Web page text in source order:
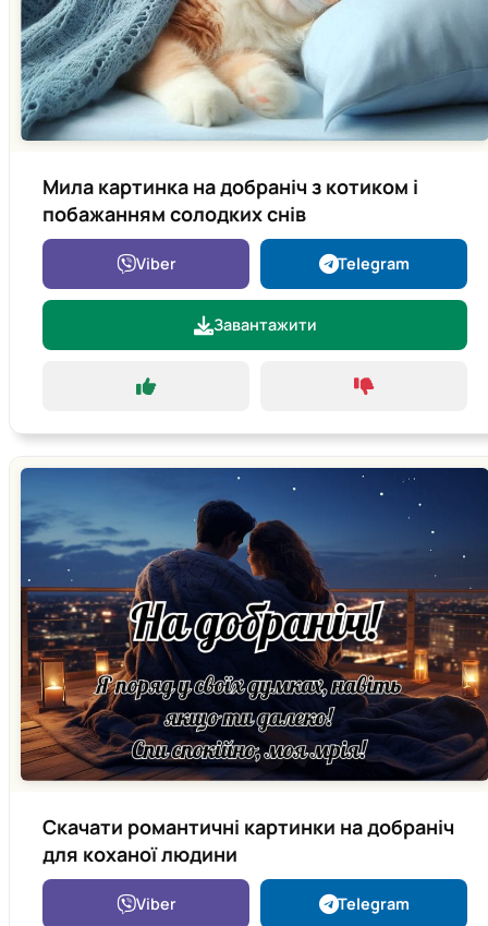
Мила картинка на добраніч з котиком і
побажанням солодких снів
Viber Telegram
Завантажити
Скачати романтичні картинки на добраніч
для коханої людини
Viber Telegram